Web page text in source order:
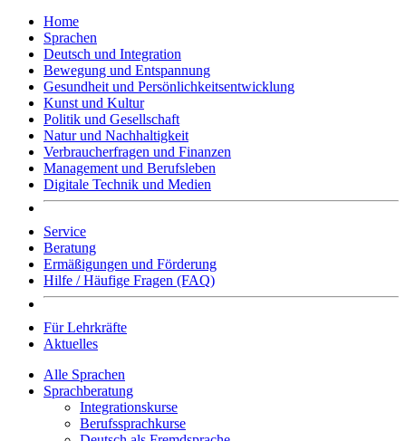
Home
Sprachen
Deutsch und Integration
Bewegung und Entspannung
Gesundheit und Persönlichkeitsentwicklung
Kunst und Kultur
Politik und Gesellschaft
Natur und Nachhaltigkeit
Verbraucherfragen und Finanzen
Management und Berufsleben
Digitale Technik und Medien
Service
Beratung
Ermäßigungen und Förderung
Hilfe / Häufige Fragen (FAQ)
Für Lehrkräfte
Aktuelles
Alle Sprachen
Sprachberatung
Integrationskurse
Berufssprachkurse